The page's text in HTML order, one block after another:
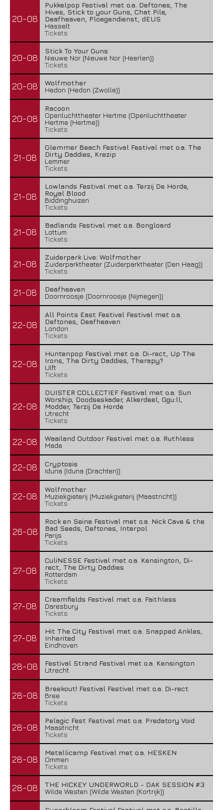
20-08
Pukkelpop Festival met o.a. Deftones, The
Hives, Stick to your Guns, Chat Pile,
Deafheaven, Ploegendienst, dEUS
Hasselt
Tickets
20-08
Stick To Your Guns
Nieuwe Nor (Nieuwe Nor (Heerlen))
Tickets
20-08
Wolfmother
Hedon (Hedon (Zwolle))
20-08
Racoon
Openluchttheater Hertme (Openluchttheater
Hertme (Hertme))
Tickets
21-08
Glemmer Beach Festival Festival met o.a. The
Dirty Daddies, Krezip
Lemmer
Tickets
21-08
Lowlands Festival met o.a. Terzij De Horde,
Royal Blood
Biddinghuizen
Tickets
21-08
Badlands Festival met o.a. Bongloard
Lottum
Tickets
21-08
Zuiderpark Live: Wolfmother
Zuiderparktheater (Zuiderparktheater (Den Haag))
Tickets
21-08
Deafheaven
Doornroosje (Doornroosje (Nijmegen))
22-08
All Points East Festival Festival met o.a.
Deftones, Deafheaven
London
Tickets
22-08
Huntenpop Festival met o.a. Di-rect, Up The
Irons, The Dirty Daddies, Therapy?
Ulft
Tickets
22-08
DUISTER COLLECTIEF Festival met o.a. Sun
Worship, Doodseskader, Alkerdeel, Ggu:ll,
Modder, Terzij De Horde
Utrecht
Tickets
22-08
Waailand Outdoor Festival met o.a. Ruthless
Made
22-08
Cryptosis
Iduna (Iduna (Drachten))
22-08
Wolfmother
Muziekgieterij (Muziekgieterij (Maastricht))
Tickets
26-08
Rock en Seine Festival met o.a. Nick Cave & the
Bad Seeds, Deftones, Interpol
Parijs
Tickets
27-08
CuliNESSE Festival met o.a. Kensington, Di-
rect, The Dirty Daddies
Rotterdam
Tickets
27-08
Creamfields Festival met o.a. Faithless
Daresbury
Tickets
27-08
Hit The City Festival met o.a. Snapped Ankles,
Inherited
Eindhoven
28-08
Festival Strand Festival met o.a. Kensington
Utrecht
28-08
Breekout! Festival Festival met o.a. Di-rect
Bree
Tickets
28-08
Pelagic Fest Festival met o.a. Predatory Void
Maastricht
Tickets
28-08
Metallicamp Festival met o.a. HESKEN
Ommen
Tickets
28-08
THE HICKEY UNDERWORLD - DAK SESSION #3
Wilde Westen (Wilde Westen (Kortrijk))